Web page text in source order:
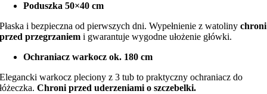
Poduszka 50×40 cm
Płaska i bezpieczna od pierwszych dni. Wypełnienie z watolinychroni
przed przegrzaniem i gwarantuje wygodne ułożenie główki.
Ochraniacz warkocz ok. 180 cm
Elegancki warkocz pleciony z 3 tub to praktyczny ochraniacz do
łóżeczka.Chroni przed uderzeniami o szczebelki.